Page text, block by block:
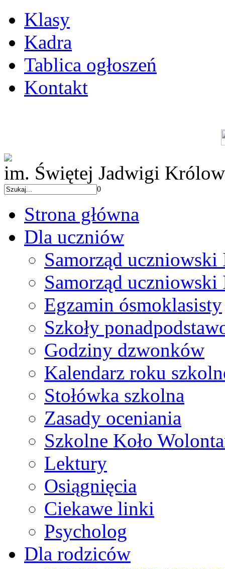
Klasy
Kadra
Tablica ogłoszeń
Kontakt
im. Świętej Jadwigi
0
Strona główna
Dla uczniów
Samorząd
Samorząd
Egzamin ósmoklasisty
Szkoły
Godziny dzwonków
Kalendarz roku
Stołówka szkolna
Zasady oceniania
Szkolne Koło
Lektury
Osiągnięcia
Ciekawe linki
Psycholog
Dla rodziców